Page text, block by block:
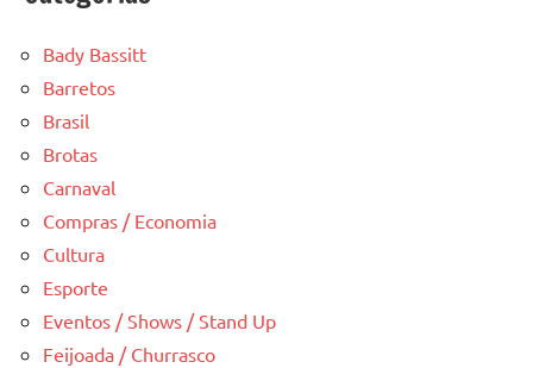
Bady Bassitt
Barretos
Brasil
Brotas
Carnaval
Compras / Economia
Cultura
Esporte
Eventos / Shows / Stand Up
Feijoada / Churrasco